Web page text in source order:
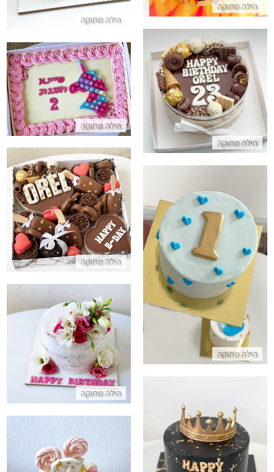
הילה מתוקה
הילה מתוקה
הילה מתוקה
עוגת טריקולד וממתקים הילה המתוקה
התקשר/י
הילה מתוקה
עוגת חד קרן מלבנית פופיט
התקשר/י
הילה מתוקה
מארז קינוחים ליום הולדת
התקשר/י
הילה מתוקה
מיני קייק בנטו לגיל שנה
התקשר/י
הילה מתוקה
עוגה עירומה עם פרחים ללא
התקשר/י
עוגה מעוצבת למלך
התקשר/י